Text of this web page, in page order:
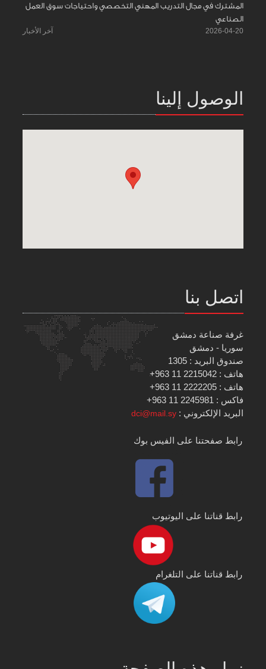
المشترك في مجال التدريب المهني التخصصي واحتياجات سوق العمل
الصناعي
2026-04-20 آخر الأخبار
الوصول إلينا
اتصل بنا
غرفة صناعة دمشق
سوريا - دمشق
صندوق البريد : 1305
هاتف : 2215042 11 963+
هاتف : 2222205 11 963+
فاكس : 2245981 11 963+
البريد الإلكتروني :dci@mail.sy
رابط صفحتنا على الفيس بوك
رابط قناتنا على اليوتيوب
رابط قناتنا على التلغرام